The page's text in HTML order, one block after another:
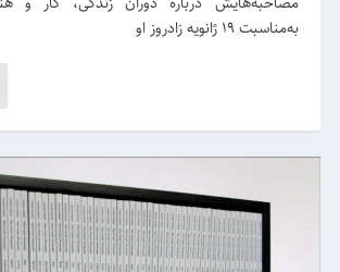
به‌مناسبت 19 ژانویه زادروز او